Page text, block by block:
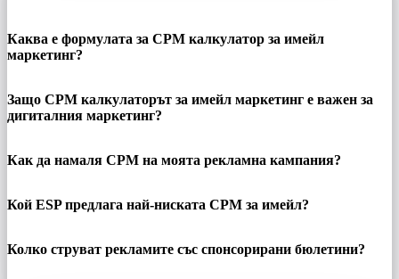
Каква е формулата за CPM калкулатор за имейл
маркетинг?
Защо CPM калкулаторът за имейл маркетинг е важен за
дигиталния маркетинг?
Как да намаля CPM на моята рекламна кампания?
Кой ESP предлага най-ниската CPM за имейл?
Колко струват рекламите със спонсорирани бюлетини?